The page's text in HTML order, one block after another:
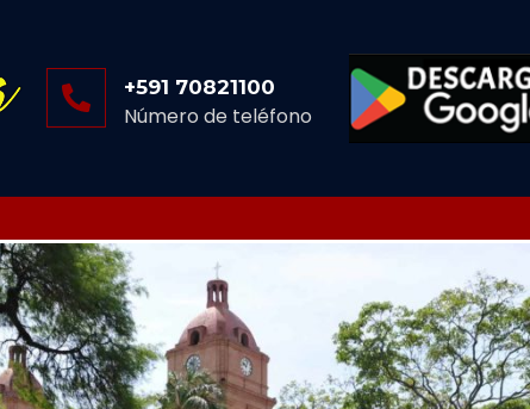
+591 70821100
Número de teléfono